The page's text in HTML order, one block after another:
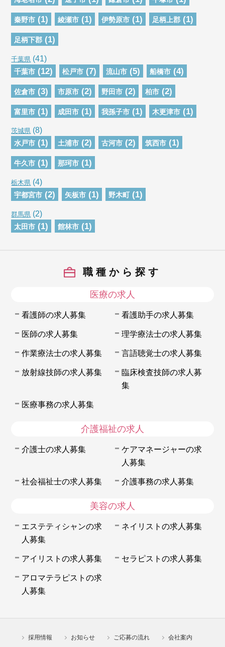
秦野市 (1) 綾瀬市 (1) 伊勢原市 (1) 足柄上郡 (1)
足柄下郡 (1)
千葉県 (41)
千葉市 (12) 松戸市 (7) 流山市 (5) 船橋市 (4)
佐倉市 (3) 市原市 (2) 野田市 (2) 柏市 (2)
富里市 (1) 成田市 (1) 我孫子市 (1) 木更津市 (1)
茨城県 (8)
水戸市 (1) 土浦市 (2) 古河市 (2) 筑西市 (1)
牛久市 (1) 那珂市 (1)
栃木県 (4)
宇都宮市 (2) 矢板市 (1) 野木町 (1)
群馬県 (2)
太田市 (1) 館林市 (1)
職種から探す
医療の求人
看護師の求人募集 看護助手の求人募集
医師の求人募集 理学療法士の求人募集
作業療法士の求人募集 言語聴覚士の求人募集
放射線技師の求人募集
臨床検査技師の求人募
集
医療事務の求人募集
介護福祉の求人
介護士の求人募集
ケアマネージャーの求
人募集
社会福祉士の求人募集 介護事務の求人募集
美容の求人
エステティシャンの求
人募集
ネイリストの求人募集
アイリストの求人募集 セラピストの求人募集
アロマテラピストの求
人募集
採用情報 お知らせ ご応募の流れ 会社案内